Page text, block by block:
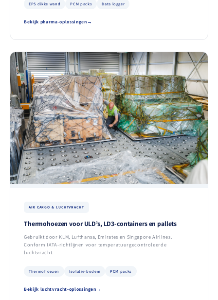
EPS dikke wand PCM packs Data logger
Bekijk pharma-oplossingen
AIR CARGO & LUCHTVRACHT
Thermohoezen voor ULD’s, LD3-containers en pallets
Gebruikt door KLM, Lufthansa, Emirates en Singapore Airlines.
Conform IATA-richtlijnen voor temperatuurgecontroleerde
luchtvracht.
Thermohoezen Isolatie-bodem PCM packs
Bekijk luchtvracht-oplossingen